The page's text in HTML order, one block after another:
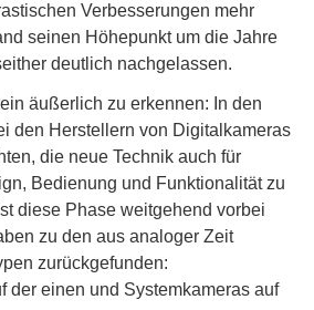
Verbesserungen mehr
seinen Höhepunkt um die Jahre
deutlich nachgelassen.
äußerlich zu erkennen: In den
den Herstellern von Digitalkameras
die neue Technik auch für
Bedienung und Funktionalität zu
diese Phase weitgehend vorbei
zu den aus analoger Zeit
zurückgefunden:
der einen und Systemkameras auf